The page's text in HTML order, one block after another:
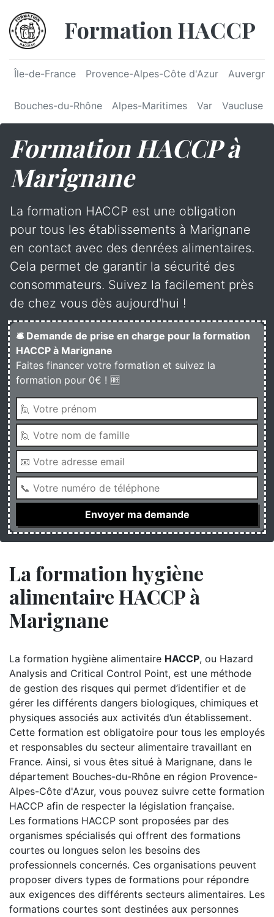
Formation HACCP
Île-de-France Provence-Alpes-Côte d'Azur
Bouches-du-Rhône Alpes-Maritimes Var Vaucluse
Formation HACCP à
Marignane
La formation HACCP est une obligation
pour tous les établissements à Marignane
en contact avec des denrées alimentaires.
Cela permet de garantir la sécurité des
consommateurs. Suivez la facilement près
de chez vous dès aujourd'hui !
🛎️ Demande de prise en charge pour la formation
HACCP à Marignane
Faites financer votre formation et suivez la
formation pour 0€ ! 🆓
La formation hygiène
alimentaire HACCP à
Marignane
La formation hygiène alimentaire HACCP, ou Hazard
Analysis and Critical Control Point, est une méthode
de gestion des risques qui permet d’identifier et de
gérer les différents dangers biologiques, chimiques et
physiques associés aux activités d’un établissement.
Cette formation est obligatoire pour tous les employés
et responsables du secteur alimentaire travaillant en
France. Ainsi, si vous êtes situé à Marignane, dans le
département Bouches-du-Rhône en région Provence-
Alpes-Côte d'Azur, vous pouvez suivre cette formation
HACCP afin de respecter la législation française.
Les formations HACCP sont proposées par des
organismes spécialisés qui offrent des formations
courtes ou longues selon les besoins des
professionnels concernés. Ces organisations peuvent
proposer divers types de formations pour répondre
aux exigences des différents secteurs alimentaires. Les
formations courtes sont destinées aux personnes